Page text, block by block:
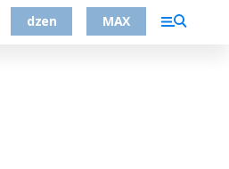
dzen MAX